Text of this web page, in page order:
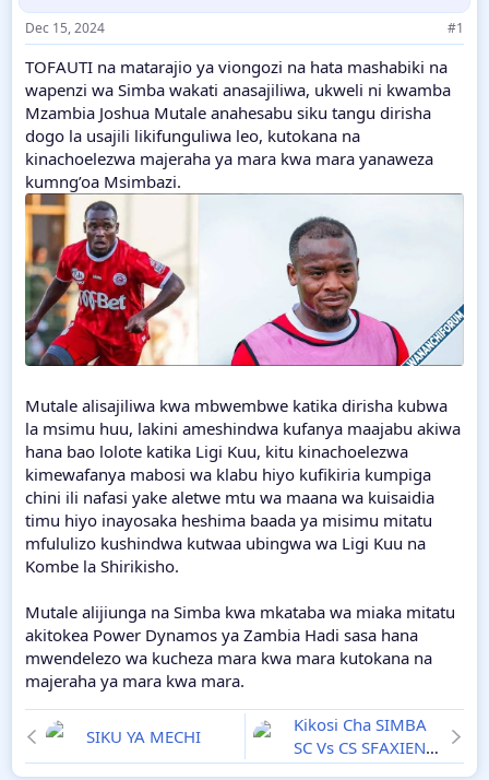
Dec 15, 2024 #1
TOFAUTI na matarajio ya viongozi na hata mashabiki na
wapenzi wa Simba wakati anasajiliwa, ukweli ni kwamba
Mzambia Joshua Mutale anahesabu siku tangu dirisha
dogo la usajili likifunguliwa leo, kutokana na
kinachoelezwa majeraha ya mara kwa mara yanaweza
kumng’oa Msimbazi.
Mutale alisajiliwa kwa mbwembwe katika dirisha kubwa
la msimu huu, lakini ameshindwa kufanya maajabu akiwa
hana bao lolote katika Ligi Kuu, kitu kinachoelezwa
kimewafanya mabosi wa klabu hiyo kufikiria kumpiga
chini ili nafasi yake aletwe mtu wa maana wa kuisaidia
timu hiyo inayosaka heshima baada ya misimu mitatu
mfululizo kushindwa kutwaa ubingwa wa Ligi Kuu na
Kombe la Shirikisho.
Mutale alijiunga na Simba kwa mkataba wa miaka mitatu
akitokea Power Dynamos ya Zambia Hadi sasa hana
mwendelezo wa kucheza mara kwa mara kutokana na
majeraha ya mara kwa mara.
SIKU YA MECHI
Kikosi Cha SIMBA
SC Vs CS SFAXIEN
Leo Tarehe 15